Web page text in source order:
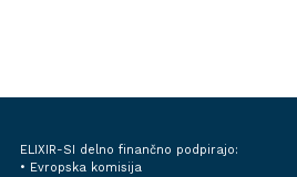
ELIXIR-SI delno finančno podpirajo:
• Evropska komisija